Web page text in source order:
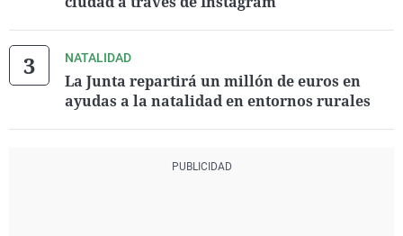
NATALIDAD
La Junta repartirá un millón de euros en
ayudas a la natalidad en entornos rurales